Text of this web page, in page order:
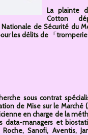
La plainte
Cotton
Nationale de Sécurité du
les délits de 「tromperie
sous contrat
de Mise sur le Marché
en charge de la
data-managers et
Sanofi, Aventis,